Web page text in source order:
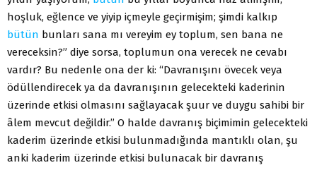
hoşluk, eğlence ve yiyip içmeyle geçirmişim; şimdi kalkıp
bütün bunları sana mı vereyim ey toplum, sen bana ne
vereceksin?” diye sorsa, toplumun ona verecek ne cevabı
vardır? Bu nedenle ona der ki: “Davranışını övecek veya
ödüllendirecek ya da davranışının gelecekteki kaderinin
üzerinde etkisi olmasını sağlayacak şuur ve duygu sahibi bir
âlem mevcut değildir.” O halde davranış biçimimin gelecekteki
kaderim üzerinde etkisi bulunmadığında mantıklı olan, şu
anki kaderim üzerinde etkisi bulunacak bir davranış